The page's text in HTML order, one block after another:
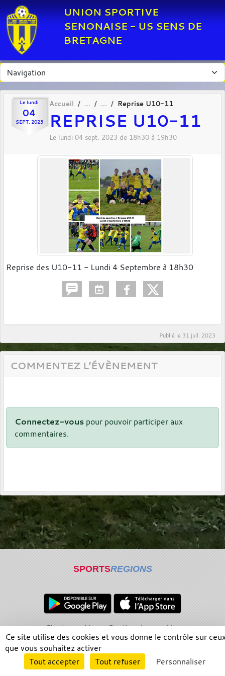
UNION SPORTIVE
SENONAISE - US SENS DE
BRETAGNE
Le lundi
04
SEPT. 2023
Accueil Reprise U10-11
REPRISE U10-11
Le lundi 04 sept. 2023 de 18h30 à 19h30
Reprise des U10-11 - Lundi 4 Septembre à 18h30
Publié le 31 juil. 2023
COMMENTEZ L’ÉVÈNEMENT
Connectez-vous pour pouvoir participer aux
commentaires.
SPORTSREGIONS
Charte cookies
Gestion des cookies
Informations légales
Signaler un contenu inapproprié
Envie de participer ? Connexion
Panneau de gestion des cookies
Ce site utilise des cookies et vous donne le contrôle sur
que vous souhaitez activer
Tout accepter
Tout refuser Personnaliser